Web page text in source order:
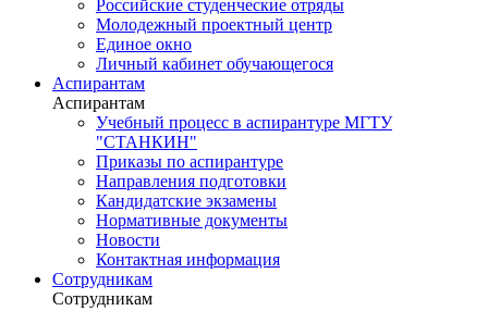
Российские студенческие отряды
Молодежный проектный центр
Единое окно
Личный кабинет обучающегося
Аспирантам
Аспирантам
Учебный процесс в аспирантуре МГТУ
"СТАНКИН"
Приказы по аспирантуре
Направления подготовки
Кандидатские экзамены
Нормативные документы
Новости
Контактная информация
Сотрудникам
Сотрудникам